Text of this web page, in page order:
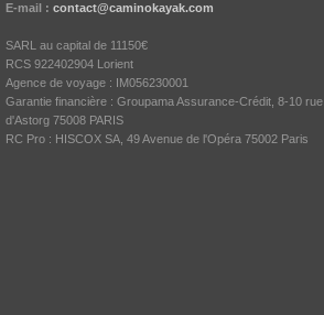
E-mail : contact@caminokayak.com
SARL au capital de 11150€
RCS 922402904 Lorient
Agence de voyage : IM056230001
Garantie financière : Groupama Assurance-Crédit, 8-10 rue
d'Astorg 75008 PARIS
RC Pro : HISCOX SA, 49 Avenue de l'Opéra 75002 Paris